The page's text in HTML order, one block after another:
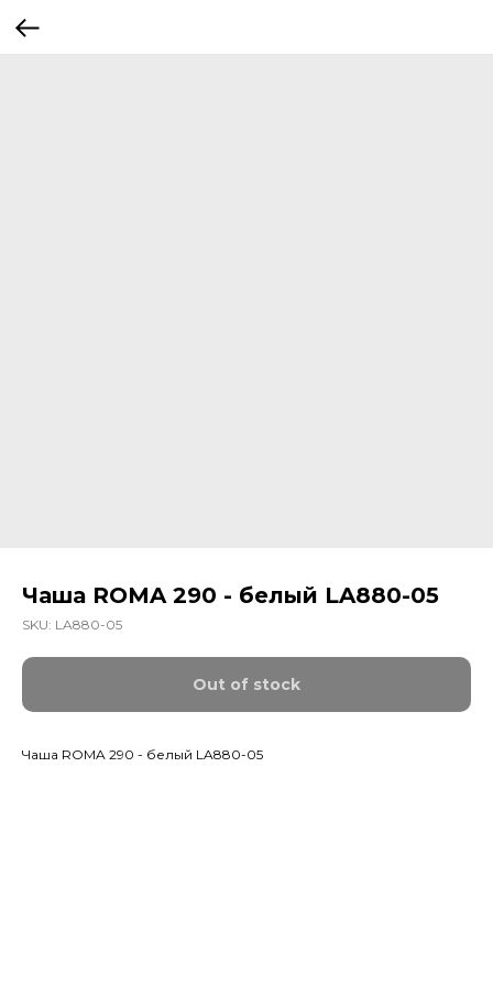
Чаша ROMA 290 - белый LA880-05
SKU: LA880-05
Out of stock
Чаша ROMA 290 - белый LA880-05